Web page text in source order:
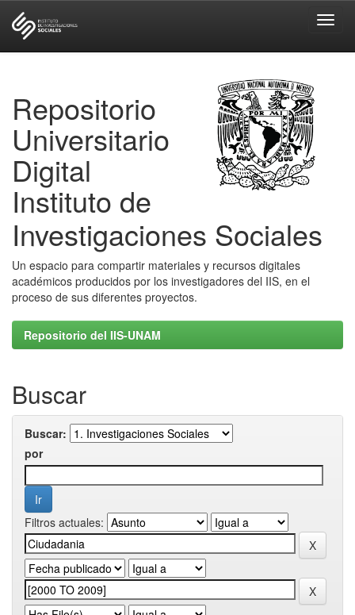
Repositorio
Universitario
Digital
Instituto de
Investigaciones Sociales
Un espacio para compartir materiales y recursos digitales
académicos producidos por los investigadores del IIS, en el
proceso de sus diferentes proyectos.
Repositorio del IIS-UNAM
Buscar
Buscar:
por
Filtros actuales: